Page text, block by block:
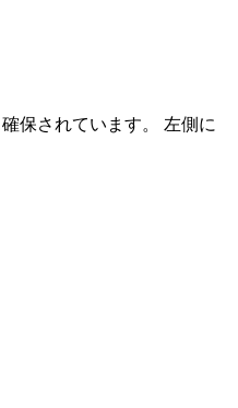
保されています。 左側に